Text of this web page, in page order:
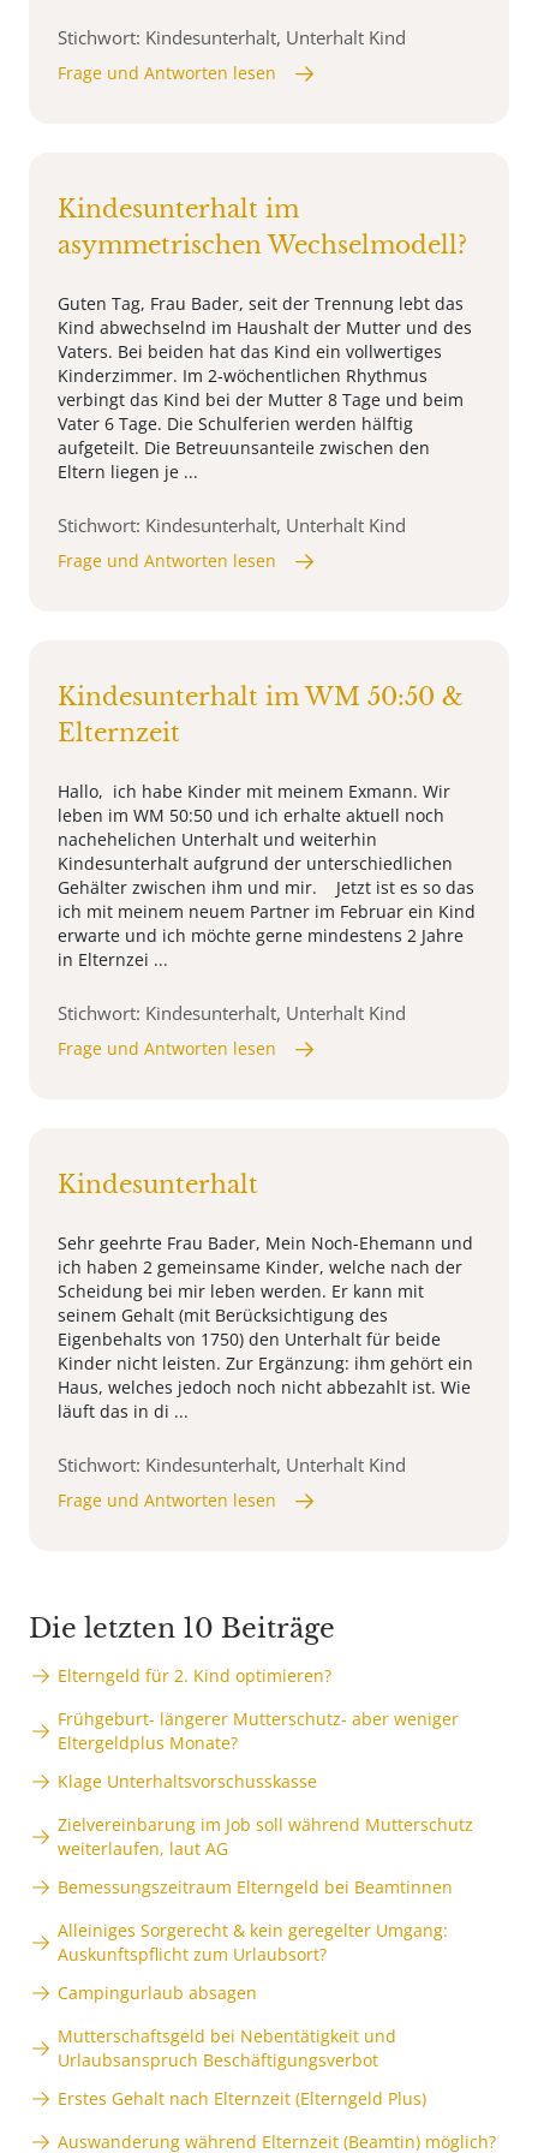
Stichwort: Kindesunterhalt, Unterhalt Kind
Frage und Antworten lesen
Kindesunterhalt im
asymmetrischen Wechselmodell?
Guten Tag, Frau Bader, seit der Trennung lebt das
Kind abwechselnd im Haushalt der Mutter und des
Vaters. Bei beiden hat das Kind ein vollwertiges
Kinderzimmer. Im 2-wöchentlichen Rhythmus
verbingt das Kind bei der Mutter 8 Tage und beim
Vater 6 Tage. Die Schulferien werden hälftig
aufgeteilt. Die Betreuunsanteile zwischen den
Eltern liegen je ...
Stichwort: Kindesunterhalt, Unterhalt Kind
Frage und Antworten lesen
Kindesunterhalt im WM 50:50 &
Elternzeit
Hallo, ich habe Kinder mit meinem Exmann. Wir
leben im WM 50:50 und ich erhalte aktuell noch
nachehelichen Unterhalt und weiterhin
Kindesunterhalt aufgrund der unterschiedlichen
Gehälter zwischen ihm und mir. Jetzt ist es so das
ich mit meinem neuem Partner im Februar ein Kind
erwarte und ich möchte gerne mindestens 2 Jahre
in Elternzei ...
Stichwort: Kindesunterhalt, Unterhalt Kind
Frage und Antworten lesen
Kindesunterhalt
Sehr geehrte Frau Bader, Mein Noch-Ehemann und
ich haben 2 gemeinsame Kinder, welche nach der
Scheidung bei mir leben werden. Er kann mit
seinem Gehalt (mit Berücksichtigung des
Eigenbehalts von 1750) den Unterhalt für beide
Kinder nicht leisten. Zur Ergänzung: ihm gehört ein
Haus, welches jedoch noch nicht abbezahlt ist. Wie
läuft das in di ...
Stichwort: Kindesunterhalt, Unterhalt Kind
Frage und Antworten lesen
Die letzten 10 Beiträge
Elterngeld für 2. Kind optimieren?
Frühgeburt- längerer Mutterschutz- aber weniger
Eltergeldplus Monate?
Klage Unterhaltsvorschusskasse
Zielvereinbarung im Job soll während Mutterschutz
weiterlaufen, laut AG
Bemessungszeitraum Elterngeld bei Beamtinnen
Alleiniges Sorgerecht & kein geregelter Umgang:
Auskunftspflicht zum Urlaubsort?
Campingurlaub absagen
Mutterschaftsgeld bei Nebentätigkeit und
Urlaubsanspruch Beschäftigungsverbot
Erstes Gehalt nach Elternzeit (Elterngeld Plus)
Auswanderung während Elternzeit (Beamtin) möglich?